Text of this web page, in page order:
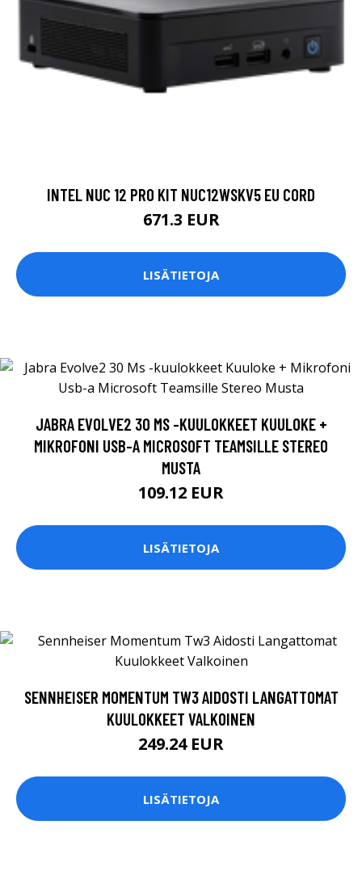
INTEL NUC 12 PRO KIT NUC12WSKV5 EU CORD
671.3 EUR
LISÄTIETOJA
JABRA EVOLVE2 30 MS -KUULOKKEET KUULOKE +
MIKROFONI USB-A MICROSOFT TEAMSILLE STEREO
MUSTA
109.12 EUR
LISÄTIETOJA
SENNHEISER MOMENTUM TW3 AIDOSTI LANGATTOMAT
KUULOKKEET VALKOINEN
249.24 EUR
LISÄTIETOJA